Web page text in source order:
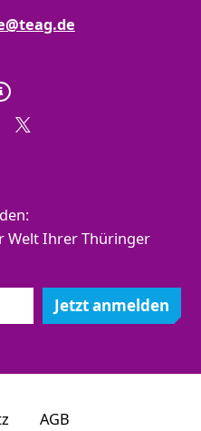
Welt Ihrer Thüringer
Jetzt anmelden
AGB